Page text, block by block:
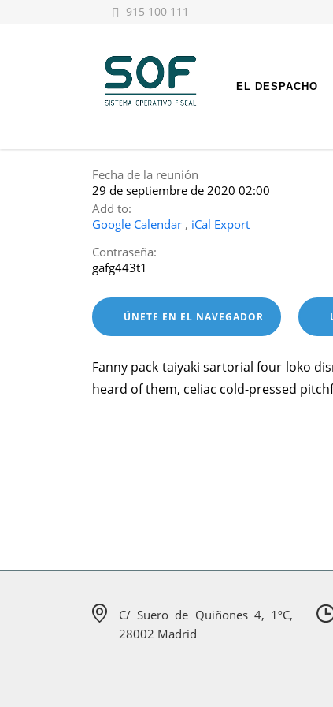
915 100 111
EL DESPACHO
Fecha de la reunión
29 de septiembre de 2020 02:00
Add to:
Google Calendar , iCal Export
Contraseña:
gafg443t1
ÚNETE EN EL NAVEGADOR
Fanny pack taiyaki sartorial four loko
heard of them, celiac cold-pressed
C/ Suero de Quiñones 4, 1ºC,
28002 Madrid